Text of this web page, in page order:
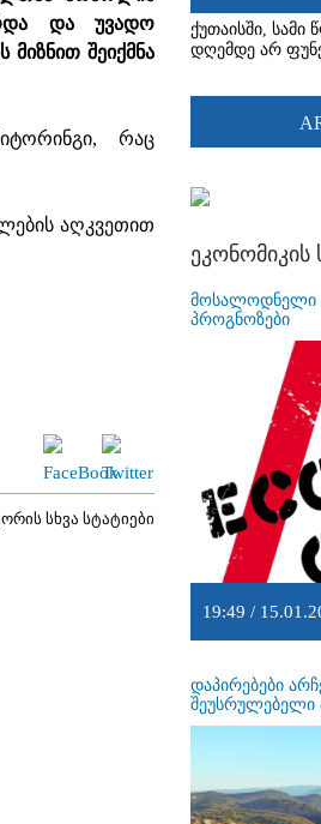
და უვადო
მიზნით შეიქმნა
რაც
აღკვეთით
სხვა სტატიები
ქუთაისში, სამი
დღემდე არ
ეკონომიკის
მოსალოდნელი
პროგნოზები
19:49 /
დაპირებები
შეუსრულებელი